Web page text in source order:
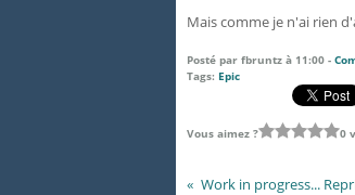
Mais comme je n'ai rien
Posté par fbruntz à 11:00 -
Tags: Epic
Vous aimez ? 0
Work in progress...